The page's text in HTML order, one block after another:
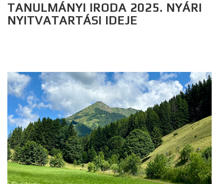
TANULMÁNYI IRODA 2025. NYÁRI
NYITVATARTÁSI IDEJE